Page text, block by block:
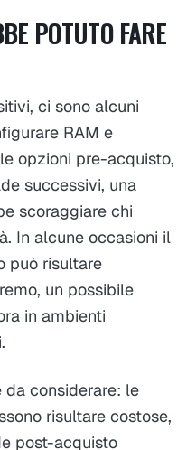
POTUTO FARE
ci sono alcuni
RAM e
opzioni pre-acquisto,
successivi, una
scoraggiare chi
In alcune occasioni il
può risultare
un possibile
in ambienti
considerare: le
risultare costose,
post-acquisto